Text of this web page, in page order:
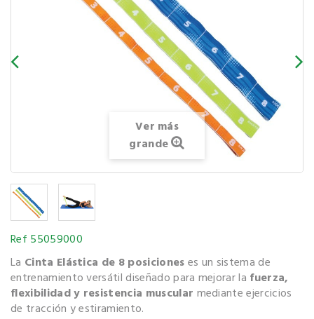
Ver más
grande
Ref 55059000
La Cinta Elástica de 8 posicioneses un sistema de
entrenamiento versátil diseñado para mejorar la fuerza,
flexibilidad y resistencia muscular mediante ejercicios
de tracción y estiramiento.